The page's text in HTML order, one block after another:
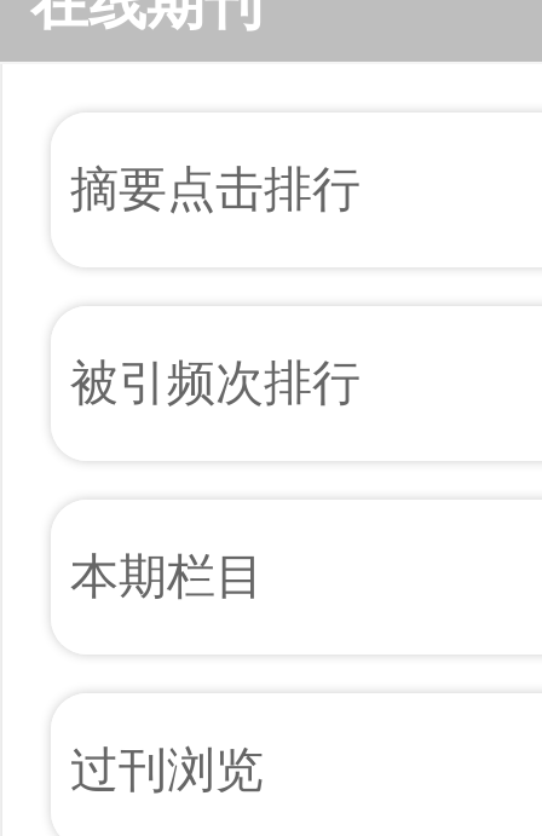
摘要点击排行
被引频次排行
本期栏目
过刊浏览